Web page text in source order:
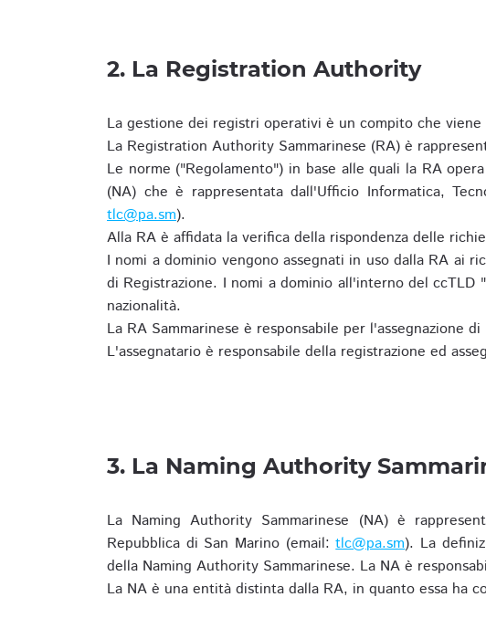
2. La Registration Authority
La gestione dei registri operativi è un compito che viene
La Registration Authority Sammarinese (RA) è
Le norme ("Regolamento") in base alle quali la RA
(NA) che è rappresentata dall'Ufficio Informatica,
tlc@pa.sm).
Alla RA è affidata la verifica della rispondenza delle
I nomi a dominio vengono assegnati in uso dalla RA ai
di Registrazione. I nomi a dominio all'interno del ccTLD
nazionalità.
La RA Sammarinese è responsabile per l'assegnazione
L'assegnatario è responsabile della registrazione ed
3. La Naming Authority
La Naming Authority Sammarinese (NA) è
Repubblica di San Marino (email:tlc@pa.sm). La
della Naming Authority Sammarinese. La NA è
La NA è una entità distinta dalla RA, in quanto essa ha